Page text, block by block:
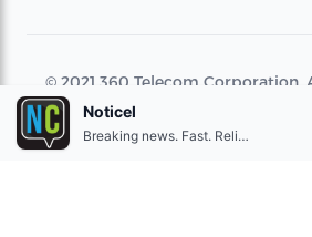
© 2021 360 Telecom Corporation.
Noticel
Breaking news. Fast. Reliable.